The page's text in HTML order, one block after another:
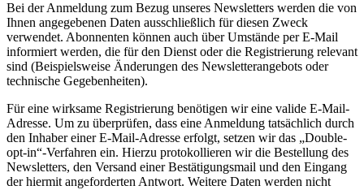
Bei der Anmeldung zum Bezug unseres Newsletters werden die von
Ihnen angegebenen Daten ausschließlich für diesen Zweck
verwendet. Abonnenten können auch über Umstände per E-Mail
informiert werden, die für den Dienst oder die Registrierung relevant
sind (Beispielsweise Änderungen des Newsletterangebots oder
technische Gegebenheiten).
Für eine wirksame Registrierung benötigen wir eine valide E-Mail-
Adresse. Um zu überprüfen, dass eine Anmeldung tatsächlich durch
den Inhaber einer E-Mail-Adresse erfolgt, setzen wir das „Double-
opt-in“-Verfahren ein. Hierzu protokollieren wir die Bestellung des
Newsletters, den Versand einer Bestätigungsmail und den Eingang
der hiermit angeforderten Antwort. Weitere Daten werden nicht